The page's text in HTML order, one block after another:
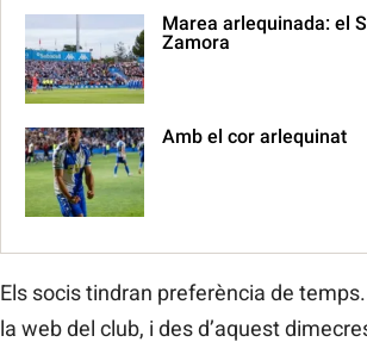
Marea arlequinada: el
Zamora
Amb el cor arlequinat
Els socis tindran preferència de
la web del club, i des d’aquest